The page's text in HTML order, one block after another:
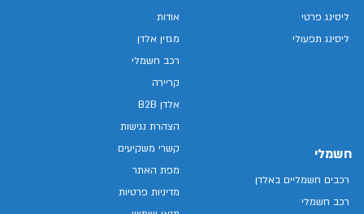
ליסינג פרטי
ליסינג תפעולי
חשמלי
רכבים חשמליים באלדן
רכב חשמלי
אודות
מגזין אלדן
רכב חשמלי
קריירה
אלדן B2B
הצהרת נגישות
קשרי משקיעים
מפת האתר
מדיניות פרטיות